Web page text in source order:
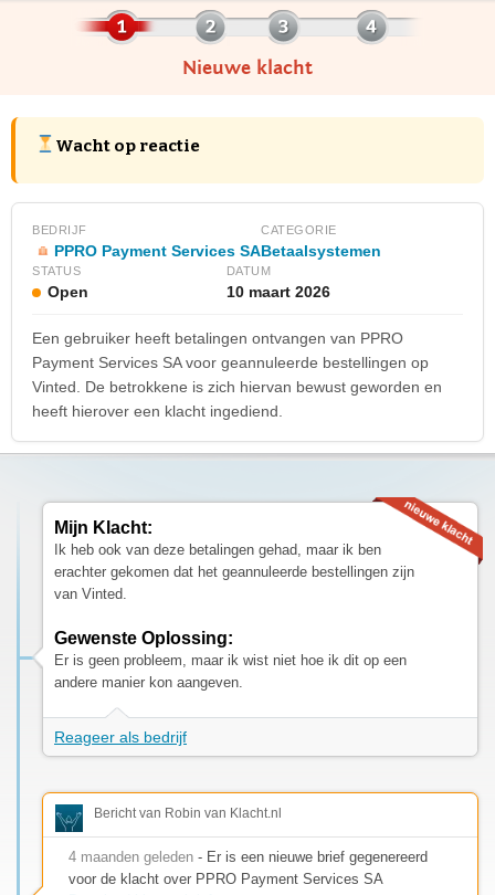
Nieuwe klacht
Wacht op reactie
BEDRIJF
PPRO Payment Services SA
CATEGORIE
Betaalsystemen
STATUS
Open
DATUM
10 maart 2026
Een gebruiker heeft betalingen ontvangen van PPRO
Payment Services SA voor geannuleerde bestellingen op
Vinted. De betrokkene is zich hiervan bewust geworden en
heeft hierover een klacht ingediend.
Mijn Klacht:
Ik heb ook van deze betalingen gehad, maar ik ben
erachter gekomen dat het geannuleerde bestellingen zijn
van Vinted.
Gewenste Oplossing:
Er is geen probleem, maar ik wist niet hoe ik dit op een
andere manier kon aangeven.
Reageer als bedrijf
Bericht van Robin van Klacht.nl
4 maanden geleden - Er is een nieuwe brief gegenereerd
voor de klacht over PPRO Payment Services SA